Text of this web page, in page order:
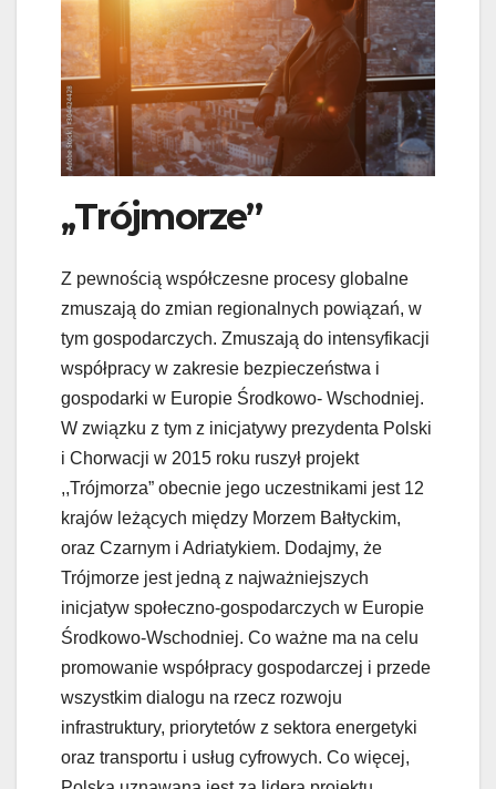
,,Trójmorze”
Z pewnością współczesne procesy globalne
zmuszają do zmian regionalnych powiązań, w
tym gospodarczych. Zmuszają do intensyfikacji
współpracy w zakresie bezpieczeństwa i
gospodarki w Europie Środkowo- Wschodniej.
W związku z tym z inicjatywy prezydenta Polski
i Chorwacji w 2015 roku ruszył projekt
,,Trójmorza” obecnie jego uczestnikami jest 12
krajów leżących między Morzem Bałtyckim,
oraz Czarnym i Adriatykiem. Dodajmy, że
Trójmorze jest jedną z najważniejszych
inicjatyw społeczno-gospodarczych w Europie
Środkowo-Wschodniej. Co ważne ma na celu
promowanie współpracy gospodarczej i przede
wszystkim dialogu na rzecz rozwoju
infrastruktury, priorytetów z sektora energetyki
oraz transportu i usług cyfrowych. Co więcej,